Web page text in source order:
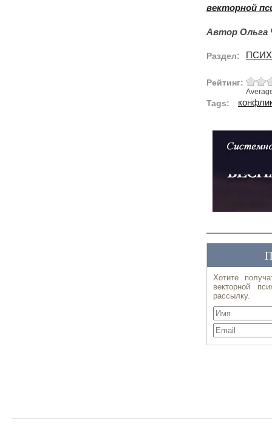
векторной
Автор Ольга
Раздел:
Рейтинг:
Tags: